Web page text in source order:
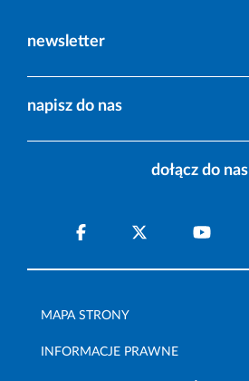
newsletter
napisz do nas
dołącz do nas
MAPA STRONY
INFORMACJE PRAWNE